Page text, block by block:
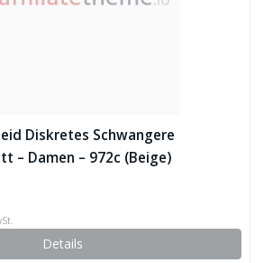
Diskretes Schwangere
– Damen – 972c (Beige)
Details